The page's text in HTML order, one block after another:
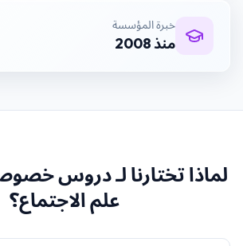
خبرة المؤسسة
منذ 2008
لماذا تختارنا لـ
علم الاجتماع؟